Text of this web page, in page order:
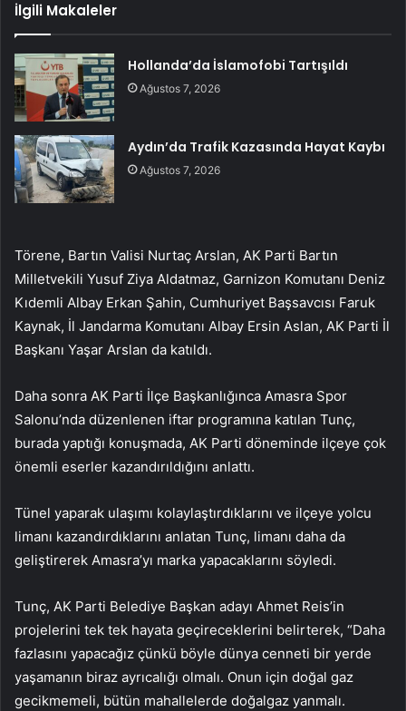
İlgili Makaleler
Hollanda’da İslamofobi Tartışıldı
Ağustos 7, 2026
Aydın’da Trafik Kazasında Hayat Kaybı
Ağustos 7, 2026
Törene, Bartın Valisi Nurtaç Arslan, AK Parti Bartın
Milletvekili Yusuf Ziya Aldatmaz, Garnizon Komutanı Deniz
Kıdemli Albay Erkan Şahin, Cumhuriyet Başsavcısı Faruk
Kaynak, İl Jandarma Komutanı Albay Ersin Aslan, AK Parti İl
Başkanı Yaşar Arslan da katıldı.
Daha sonra AK Parti İlçe Başkanlığınca Amasra Spor
Salonu’nda düzenlenen iftar programına katılan Tunç,
burada yaptığı konuşmada, AK Parti döneminde ilçeye çok
önemli eserler kazandırıldığını anlattı.
Tünel yaparak ulaşımı kolaylaştırdıklarını ve ilçeye yolcu
limanı kazandırdıklarını anlatan Tunç, limanı daha da
geliştirerek Amasra’yı marka yapacaklarını söyledi.
Tunç, AK Parti Belediye Başkan adayı Ahmet Reis’in
projelerini tek tek hayata geçireceklerini belirterek, “Daha
fazlasını yapacağız çünkü böyle dünya cenneti bir yerde
yaşamanın biraz ayrıcalığı olmalı. Onun için doğal gaz
gecikmemeli, bütün mahallelerde doğalgaz yanmalı.